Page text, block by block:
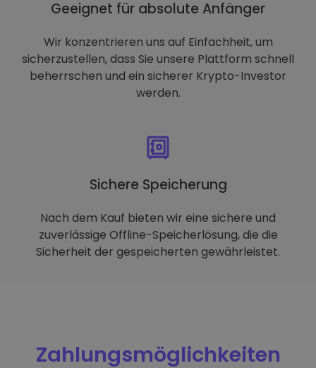
Geeignet für absolute Anfänger
Wir konzentrieren uns auf Einfachheit, um
sicherzustellen, dass Sie unsere Plattform schnell
beherrschen und ein sicherer Krypto-Investor
werden.
Sichere Speicherung
Nach dem Kauf bieten wir eine sichere und
zuverlässige Offline-Speicherlösung, die die
Sicherheit der gespeicherten gewährleistet.
Zahlungsmöglichkeiten